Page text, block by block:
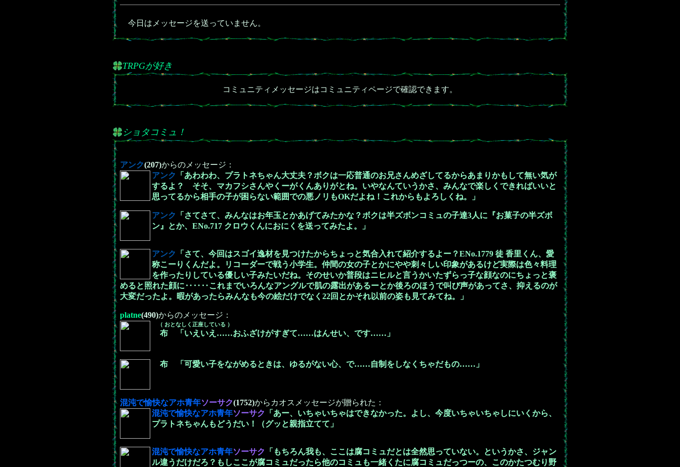
今日はメッセージを送っていません。
TRPGが好き
コミュニティメッセージはコミュニティページで確認できます。
ショタコミュ！
アンク(207)からのメッセージ：
アンク
「あわわわ、プラトネちゃん大丈夫？ボクは一応普通のお兄さんめざしてるからあまりかもして無い気が
するよ？ そそ、マカフシさんやくーがくんありがとね。いやなんていうかさ、みんなで楽しくできればいいと
思ってるから相手の子が困らない範囲での悪ノリもOKだよね！これからもよろしくね。」
アンク
「さてさて、みんなはお年玉とかあげてみたかな？ボクは半ズボンコミュの子達3人に『お菓子の半ズボ
ン』とか、ENo.717 クロウくんにおにくを送ってみたよ。」
アンク
「さて、今回はスゴイ逸材を見つけたからちょっと気合入れて紹介するよー？ENo.1779 徒 香里くん、愛
称こーりくんだよ。リコーダーで戦う小学生。仲間の女の子とかにやや刺々しい印象があるけど実際は色々料理
を作ったりしている優しい子みたいだね。そのせいか普段はニヒルと言うかいたずらっ子な顔なのにちょっと褒
めると照れた顔に‥‥‥これまでいろんなアングルで肌の露出があるーとか後ろのほうで叫び声があってさ、抑えるのが
大変だったよ。暇があったらみんなも今の絵だけでなく22回とかそれ以前の姿も見てみてね。」
platne(490)からのメッセージ：
（ おとなしく正座している ）
布 「いえいえ……おふざけがすぎて……はんせい、です……」
布 「可愛い子をながめるときは、ゆるがない心、で……自制をしなくちゃだもの……」
混沌で愉快なアホ青年ソーサク(1752)からカオスメッセージが贈られた：
混沌で愉快なアホ青年ソーサク
「あー、いちゃいちゃはできなかった。よし、今度いちゃいちゃしにいくから、
プラトネちゃんもどうだい！（グッと親指立てて」
混沌で愉快なアホ青年ソーサク
「もちろん我も、ここは腐コミュだとは全然思っていない。というかさ、ジャン
ル違うだけだろ？もしここが腐コミュだったら他のコミュも一緒くたに腐コミュだっつーの、このかたつむり野